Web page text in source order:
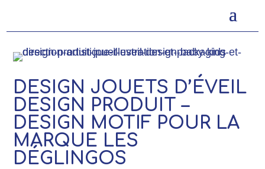
DESIGN JOUETS D’ÉVEIL
DESIGN PRODUIT –
DESIGN MOTIF POUR LA
MARQUE LES
DÉGLINGOS